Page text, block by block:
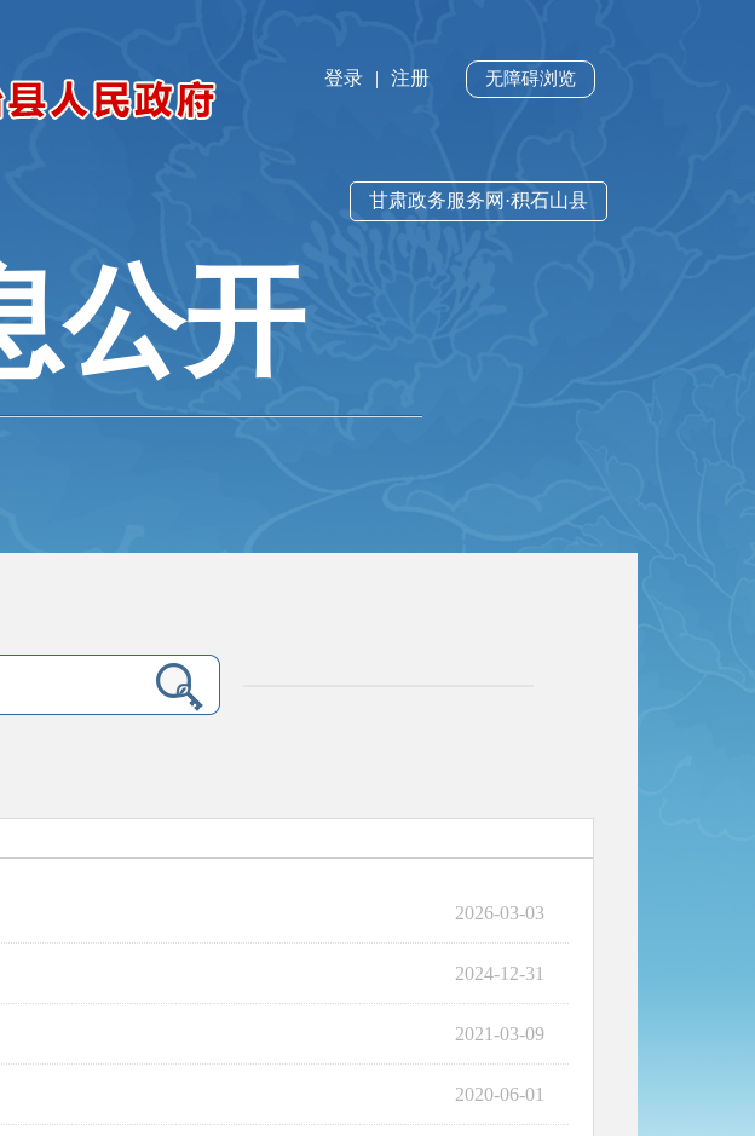
无障碍浏览
登录 | 注册
甘肃政务服务网·积石山县
公开
2026-03-03
2024-12-31
2021-03-09
2020-06-01